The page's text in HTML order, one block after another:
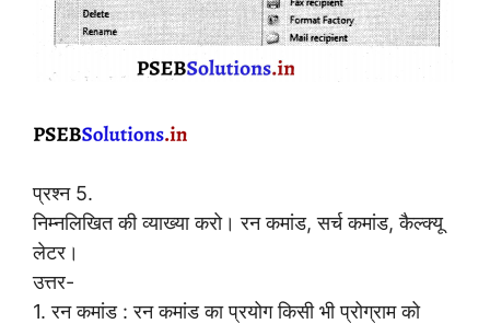
प्रश्न 5.
निम्नलिखित की व्याख्या करो। रन कमांड, सर्च कमांड, कैल्क्यू
लेटर।
उत्तर-
1. रन कमांड : रन कमांड का प्रयोग किसी भी प्रोग्राम को